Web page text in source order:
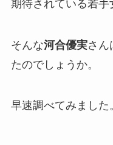
期待されている若手
そんな河合優実さん
たのでしょうか。
早速調べてみました